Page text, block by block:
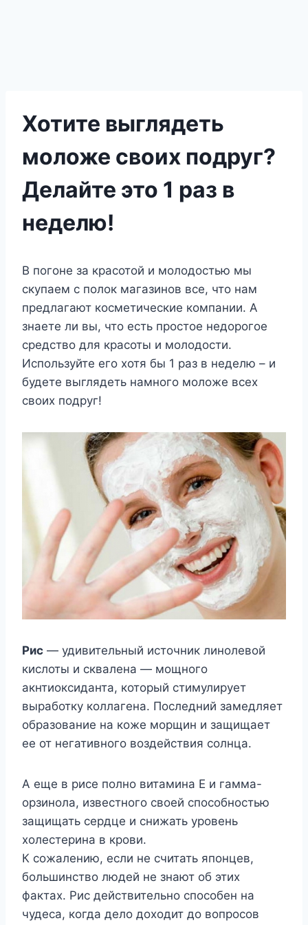
Хотите выглядеть
моложе своих подруг?
Делайте это 1 раз в
неделю!
В погоне за красотой и молодостью мы
скупаем с полок магазинов все, что нам
предлагают косметические компании. А
знаете ли вы, что есть простое недорогое
средство для красоты и молодости.
Используйте его хотя бы 1 раз в неделю – и
будете выглядеть намного моложе всех
своих подруг!
Рис — удивительный источник линолевой
кислоты и сквалена — мощного
акнтиоксиданта, который стимулирует
выработку коллагена. Последний замедляет
образование на коже морщин и защищает
ее от негативного воздействия солнца.
А еще в рисе полно витамина Е и гамма-
орзинола, известного своей способностью
защищать сердце и снижать уровень
холестерина в крови.
К сожалению, если не считать японцев,
большинство людей не знают об этих
фактах. Рис действительно способен на
чудеса, когда дело доходит до вопросов